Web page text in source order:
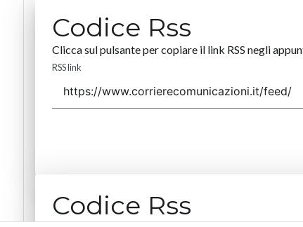
Codice Rss
Clicca sul pulsante per copiare il link RSS negli
RSS link
Codice Rss